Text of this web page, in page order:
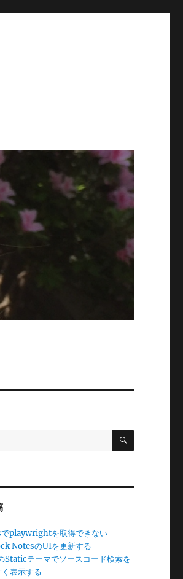
検
playwrightを取得できない
NotesのUIを更新する
Staticテーマでソースコード検索を
表示する